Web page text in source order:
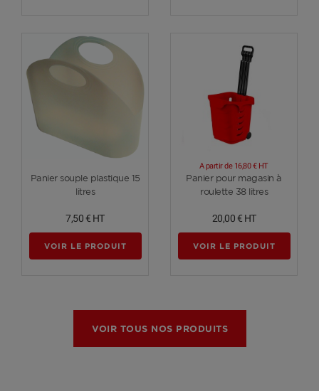
Voir plus
Panier souple plastique 15
litres
7,50 € HT
VOIR LE PRODUIT
Voir plus
Panier pour magasin à
roulette 38 litres
A partir de 16,80 € HT
20,00 € HT
VOIR LE PRODUIT
VOIR TOUS NOS PRODUITS